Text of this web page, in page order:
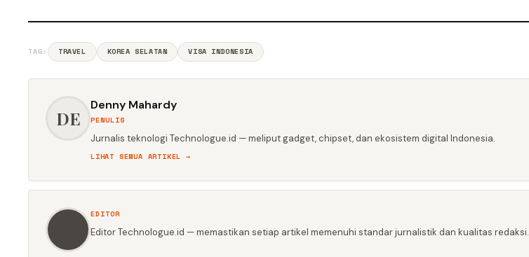
TAG: TRAVEL KOREA SELATAN VISA INDONESIA
DE
Denny Mahardy
PENULIS
Jurnalis teknologi Technologue.id — meliput gadget, chipset, dan ekosistem digital Indonesia.
LIHAT SEMUA ARTIKEL →
EDITOR
Editor Technologue.id — memastikan setiap artikel memenuhi standar jurnalistik dan kualitas redaksi.